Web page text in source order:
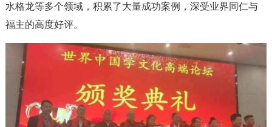
水格龙等多个领域，积累了大量成功案例，深受业界同仁与
福主的高度好评。